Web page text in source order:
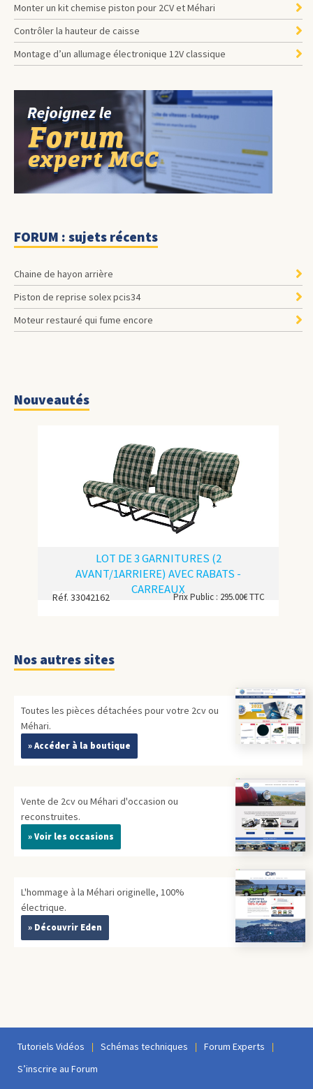
Monter un kit chemise piston pour 2CV et Méhari
Contrôler la hauteur de caisse
Montage d’un allumage électronique 12V classique
FORUM : sujets récents
Chaine de hayon arrière
Piston de reprise solex pcis34
Moteur restauré qui fume encore
Nouveautés
LOT DE 3 GARNITURES (2
AVANT/1ARRIERE) AVEC RABATS -
CARREAUX
Réf. 33042162 Prix Public : 295.00€ TTC
Nos autres sites
Toutes les pièces détachées pour votre 2cv ou
Méhari.
» Accéder à la boutique
Vente de 2cv ou Méhari d'occasion ou
reconstruites.
» Voir les occasions
L'hommage à la Méhari originelle, 100%
électrique.
» Découvrir Eden
Tutoriels Vidéos Schémas techniques
Forum Experts
S’inscrire au Forum